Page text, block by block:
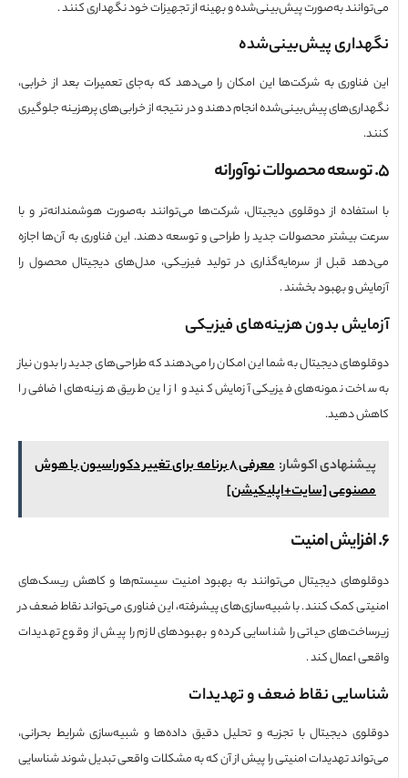
به‌صورت پیش‌بینی‌شده و بهینه از تجهیزات خود نگهداری کنند .
پیش‌بینی‌شده
به شرکت‌ها این امکان را می‌دهد که به‌جای تعمیرات بعد از خرابی،
پیش‌بینی‌شده انجام دهند و در نتیجه از خرابی‌های پرهزینه جلوگیری
از دوقلوی دیجیتال، شرکت‌ها می‌توانند به‌صورت هوشمندانه‌تر و با
بیشتر محصولات جدید را طراحی و توسعه دهند. این فناوری به آن‌ها اجازه
قبل از سرمایه‌گذاری در تولید فیزیکی، مدل‌های دیجیتال محصول را
و بهبود بخشند .
بدون هزینه‌های فیزیکی
دیجیتال به شما این امکان را می‌دهند که طراحی‌های جدید را بدون نیاز
نمونه‌های فیزیکی آزمایش کنید و از این طریق هزینه‌های اضافی را
دهید.
اکوشار:
معرفی 8 برنامه برای تغییر دکوراسیون با هوش
[سایت+اپلیکیشن]
دیجیتال می‌توانند به بهبود امنیت سیستم‌ها و کاهش ریسک‌های
کمک کنند. با شبیه‌سازی‌های پیشرفته، این فناوری می‌تواند نقاط ضعف در
حیاتی را شناسایی کرده و بهبودهای لازم را پیش از وقوع تهدیدات
اعمال کند .
نقاط ضعف و تهدیدات
دیجیتال با تجزیه و تحلیل دقیق داده‌ها و شبیه‌سازی شرایط بحرانی،
تهدیدات امنیتی را پیش از آن که به مشکلات واقعی تبدیل شوند شناسایی